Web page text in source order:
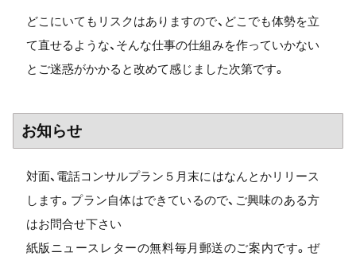
どこにいてもリスクはありますので、どこでも体勢を立
て直せるような、そんな仕事の仕組みを作っていかない
とご迷惑がかかると改めて感じました次第です。
お知らせ
対面、電話コンサルプラン５月末にはなんとかリリース
します。プラン自体はできているので、ご興味のある方
はお問合せ下さい
紙版ニュースレターの無料毎月郵送のご案内です。ぜ